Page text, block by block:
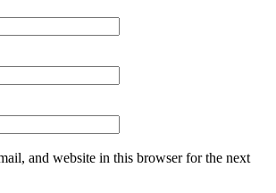
and website in this browser for the next